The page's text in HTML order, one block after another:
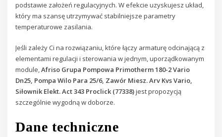
podstawie założeń regulacyjnych. W efekcie uzyskujesz układ,
który ma szansę utrzymywać stabilniejsze parametry
temperaturowe zasilania.
Jeśli zależy Ci na rozwiązaniu, które łączy armaturę odcinającą z
elementami regulacji i sterowania w jednym, uporządkowanym
module,Afriso Grupa Pompowa Primotherm 180-2 Vario
Dn25, Pompa Wilo Para 25/6, Zawór Miesz. Arv Kvs Vario,
Siłownik Elekt. Act 343 Proclick (77338)jest propozycją
szczególnie wygodną w doborze.
Dane techniczne